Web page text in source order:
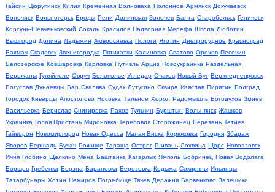
Гайсин Цюрупинск Килия Кременная Волноваха Полонное Армянск Докучаевск
Волочиск Вольногорск Броды Рени Долинская Золочев Балта Старобельск Геническ
Корсунь-Шевченковский Сокаль Красилов Надворная Мерефа Шпола Люботин
Вышгород Долина Ладыжин Амвросиевка Пологи Яготин Днепрорудное Красноград
Бахмач Скадовск Звенигородка Пятихатки Калиновка Сватово Орехов Песочин
Белозерское Ковшаровка Карловка Путивль Арциз Новоукраинка Раздельная
Бережаны Гуляйполе Овруч Белополье Угледар Очаков Новый Буг Верхнеднепровск
Богуслав Дунаевцы Бар Свалява Судак Лутугино Сквира Изяслав Пирятин Болград
Городок Киверцы Апостолово Носовка Тальное Хорол Радомышль Богодухов Змиев
Васильевка Берислав Снигиревка Рахов Тульчин Бурштын Вольнянск Жашков
Украинка Голая Пристань Мироновка Теребовля Сторожинец Березань Тетиев
Гайворон Новомиргород Новая Одесса Малая Виска Корюковка Городня Збараж
Яворов Бершадь Бучач Рожище Тараща Острог Гнивань Лохвица Щорс Новоазовск
Ичня Глобино Щелкино Мена Баштанка Кагарлык Ямполь Бобринец Новая Водолага
Борщев Гребенка Борзна Барановка Березовка Кодыма Сокиряны Ильинцы
Татарбунары Хотин Немиров Погребище Тячев Деражня Барвенково Залещики